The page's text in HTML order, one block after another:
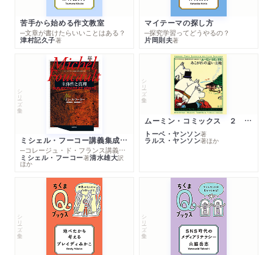
苦手から始める作文教室
─文章が書けたらいいことはある？
津村記久子著
マイテーマの探し方
─探究学習ってどうやるの？
片岡則夫著
シリーズ・全集
ミシェル・フーコー講義集成１０ 主体性と真理
─コレージュ・ド・フランス講義１９８０－１９８１年度
ミシェル・フーコー著清水雄大訳
ほか
シリーズ・全集
ムーミン・コミックス ２ あこがれの遠い土地
トーベ・ヤンソン著
ラルス・ヤンソン著ほか
シリーズ・全集 シリーズ・全集